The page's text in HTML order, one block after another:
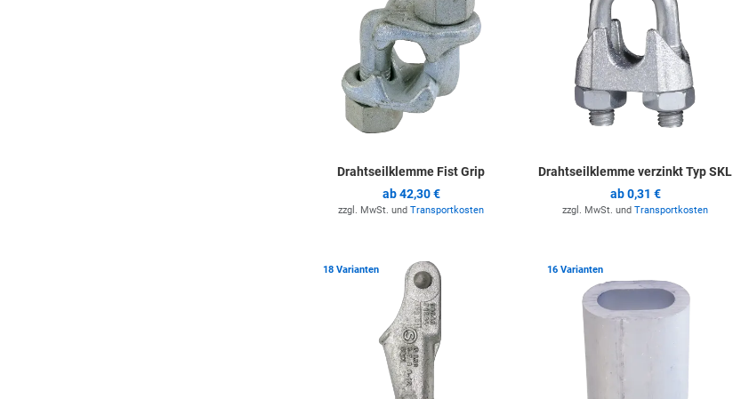
Drahtseilklemme Fist Grip
ab42,30 €
zzgl. MwSt. und Transportkosten
Drahtseilklemme verzinkt Typ SKL
ab0,31 €
zzgl. MwSt. und Transportkosten
18 Varianten Zur Merkliste hinzufügen
16 Varianten